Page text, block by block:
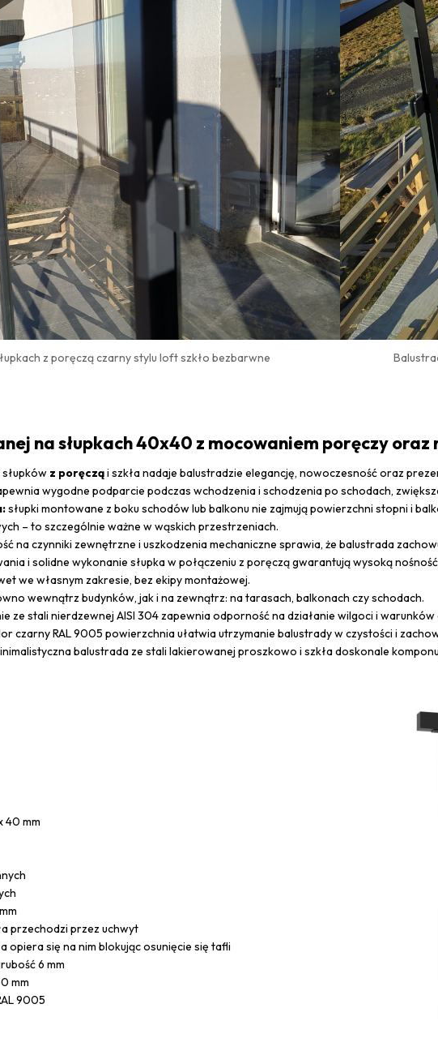
z poręczą czarny stylu loft szkło bezbarwne
na słupkach 40x40 z mocowaniem poręczy oraz
z poręcząi szkła nadaje balustradzie elegancję, nowoczesność oraz
wygodne podparcie podczas wchodzenia i schodzenia po schodach,
słupki montowane z boku schodów lub balkonu nie zajmują powierzchni stopni i
– to szczególnie ważne w wąskich przestrzeniach.
na czynniki zewnętrzne i uszkodzenia mechaniczne sprawia, że balustrada
i solidne wykonanie słupka w połączeniu z poręczą gwarantują wysoką
we własnym zakresie, bez ekipy montażowej.
wewnątrz budynków, jak i na zewnątrz: na tarasach, balkonach czy schodach.
ze stali nierdzewnej AISI 304 zapewnia odporność na działanie wilgoci i
czarny RAL 9005 powierzchnia ułatwia utrzymanie balustrady w czystości i
balustrada ze stali lakierowanej proszkowo i szkła doskonale
40 mm
przechodzi przez uchwyt
opiera się na nim blokując osunięcie się tafli
6 mm
mm
9005